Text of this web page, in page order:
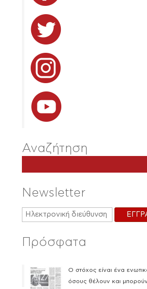
Αναζήτηση
Newsletter
Πρόσφατα
Ο στόχος είναι ένα
όσους θέλουν και